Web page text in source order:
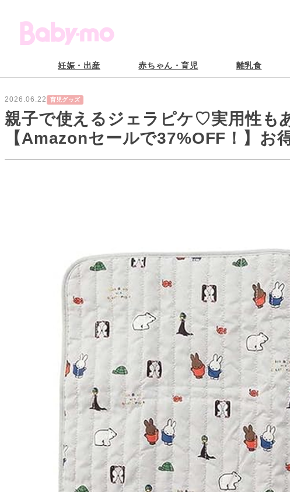
妊娠・出産 赤ちゃん・育児 離乳食
2026.06.22 育児グッズ
親子で使えるジェラピケ♡実用性も
【Amazonセールで37%OFF！】お